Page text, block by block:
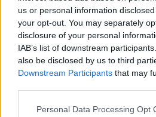
us or personal information
your opt-out. You may separately
disclosure of your personal
IAB’s list of downstream
also be disclosed by us to third
Downstream Participants that may
Personal Data Processing Opt
Op vat gerijpte bieren | Britse/